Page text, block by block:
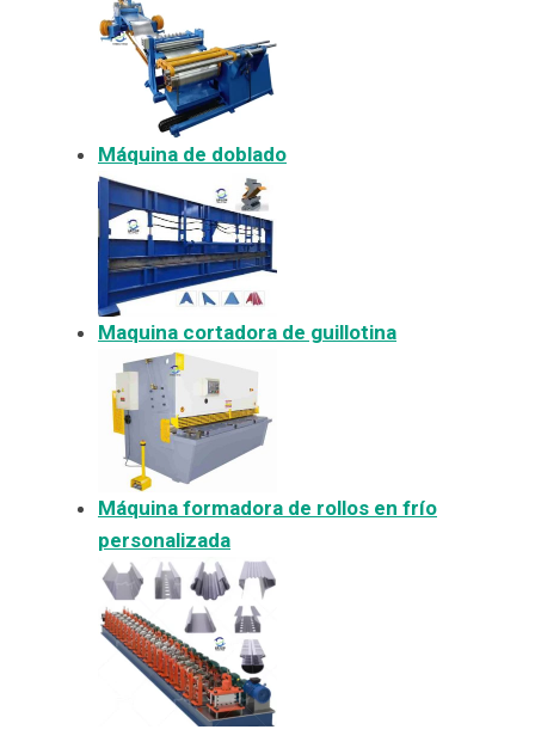
Máquina de doblado
Maquina cortadora de guillotina
Máquina formadora de rollos en frío
personalizada